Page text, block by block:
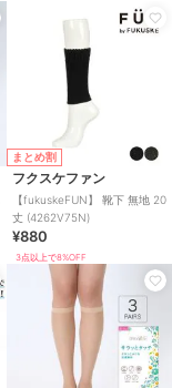
まとめ割
フクスケファン
【fukuskeFUN】 靴下 無地 20
丈 (4262V75N)
¥880
3点以上で8%OFF